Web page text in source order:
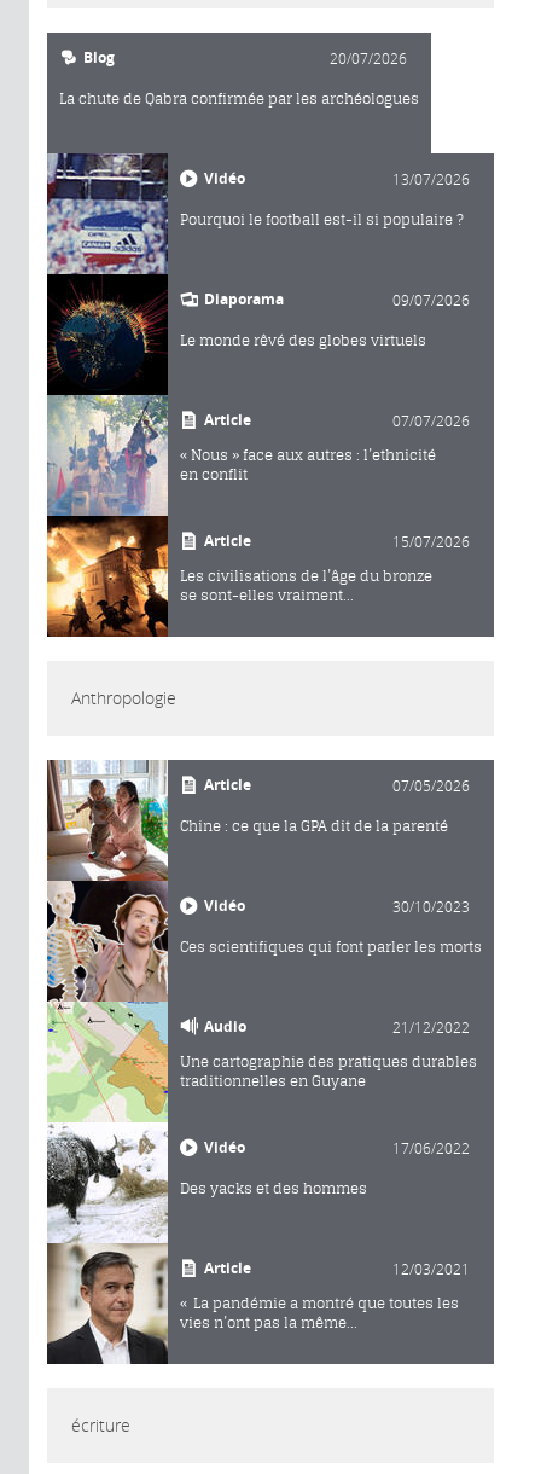
Blog 20/07/2026
La chute de Qabra confirmée par les archéologues
Vidéo 13/07/2026
Pourquoi le football est-il si populaire ?
Diaporama 09/07/2026
Le monde rêvé des globes virtuels
Article 07/07/2026
« Nous » face aux autres : l’ethnicité
en conflit
Article 15/07/2026
Les civilisations de l’âge du bronze
se sont-elles vraiment...
Anthropologie
Article 07/05/2026
Chine : ce que la GPA dit de la parenté
Vidéo 30/10/2023
Ces scientifiques qui font parler les morts
Audio 21/12/2022
Une cartographie des pratiques durables
traditionnelles en Guyane
Vidéo 17/06/2022
Des yacks et des hommes
Article 12/03/2021
« La pandémie a montré que toutes les
vies n’ont pas la même...
écriture